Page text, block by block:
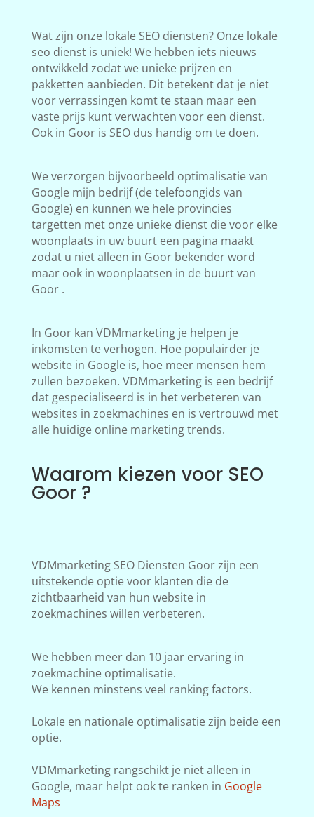
Wat zijn onze lokale SEO diensten? Onze lokale
seo dienst is uniek! We hebben iets nieuws
ontwikkeld zodat we unieke prijzen en
pakketten aanbieden. Dit betekent dat je niet
voor verrassingen komt te staan maar een
vaste prijs kunt verwachten voor een dienst.
Ook in Goor is SEO dus handig om te doen.
We verzorgen bijvoorbeeld optimalisatie van
Google mijn bedrijf (de telefoongids van
Google) en kunnen we hele provincies
targetten met onze unieke dienst die voor elke
woonplaats in uw buurt een pagina maakt
zodat u niet alleen in Goor bekender word
maar ook in woonplaatsen in de buurt van
Goor .
In Goor kan VDMmarketing je helpen je
inkomsten te verhogen. Hoe populairder je
website in Google is, hoe meer mensen hem
zullen bezoeken. VDMmarketing is een bedrijf
dat gespecialiseerd is in het verbeteren van
websites in zoekmachines en is vertrouwd met
alle huidige online marketing trends.
Waarom kiezen voor SEO
Goor ?
VDMmarketing SEO Diensten Goor zijn een
uitstekende optie voor klanten die de
zichtbaarheid van hun website in
zoekmachines willen verbeteren.
We hebben meer dan 10 jaar ervaring in
zoekmachine optimalisatie.
We kennen minstens veel ranking factors.
Lokale en nationale optimalisatie zijn beide een
optie.
VDMmarketing rangschikt je niet alleen in
Google, maar helpt ook te ranken in Google
Maps